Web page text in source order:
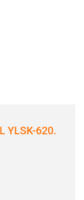
YLSK-620.